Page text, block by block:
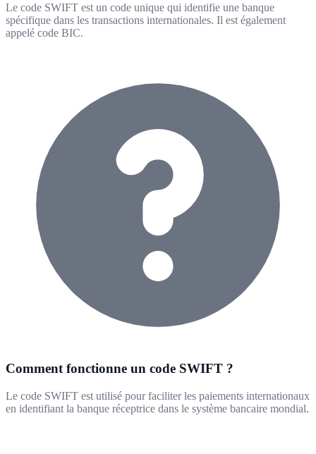
Le code SWIFT est un code unique qui identifie une banque
spécifique dans les transactions internationales. Il est également
appelé code BIC.
Comment fonctionne un code SWIFT ?
Le code SWIFT est utilisé pour faciliter les paiements internationaux
en identifiant la banque réceptrice dans le système bancaire mondial.